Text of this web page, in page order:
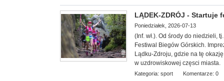
LĄDEK-ZDRÓJ - Startuje
Poniedziałek, 2026-07-13
(Inf. wł.). Od środy do niedzieli,
Festiwal Biegów Górskich.
Lądku-Zdroju, gdzie na tę
w uzdrowiskowej częsci miasta.
Kategoria: sport Komentarze: 0